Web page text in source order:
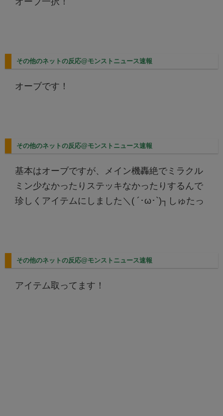
その他のネットの反応@モンストニュース速報
オーブです！
その他のネットの反応@モンストニュース速報
基本はオーブですが、メイン機轟絶でミラクル
ミン少なかったりステッキなかったりするんで
珍しくアイテムにしました＼( ´･ω･`)┐しゅたっ
その他のネットの反応@モンストニュース速報
アイテム取ってます！